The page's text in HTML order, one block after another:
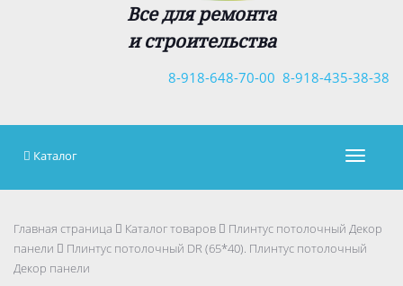
Все для ремонта
и строительства
8-918-435-38-38
8-918-648-70-00
Каталог
Главная страница Каталог товаров
Плинтус потолочный Декор
панели
Плинтус потолочный DR (65*40). Плинтус потолочный
Декор панели